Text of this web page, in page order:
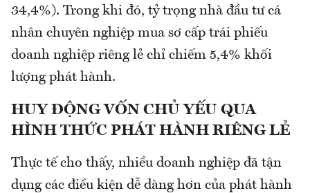
34,4%). Trong khi đó, tỷ trọng nhà đầu tư cá
nhân chuyên nghiệp mua sơ cấp trái phiếu
doanh nghiệp riêng lẻ chỉ chiếm 5,4% khối
lượng phát hành.
HUY ĐỘNG VỐN CHỦ YẾU QUA
HÌNH THỨC PHÁT HÀNH RIÊNG LẺ
Thực tế cho thấy, nhiều doanh nghiệp đã tận
dụng các điều kiện dễ dàng hơn của phát hành